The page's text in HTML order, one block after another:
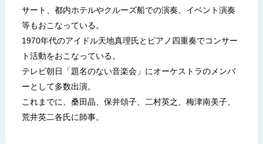
サート、都内ホテルやクルーズ船での演奏、イベント演奏
等もおこなっている。
1970年代のアイドル天地真理氏とピアノ四重奏でコンサー
ト活動をおこなっている。
テレビ朝日「題名のない音楽会」にオーケストラのメンバ
ーとして多数出演。
これまでに、桑田晶、保井頌子、二村英之、梅津南美子、
荒井英二各氏に師事。